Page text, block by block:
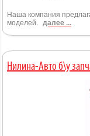
Наша компания
моделей. далее ...
Нилина-Авто б\у